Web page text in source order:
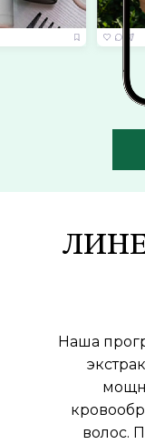
Наша
волос.